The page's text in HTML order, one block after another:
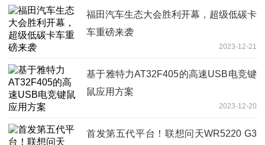
福田汽车生态大会胜利开幕，超级低碳卡
车重磅来袭
2023-12-21
基于雅特力AT32F405的高速USB电竞键
鼠应用方案
2023-12-20
首发第五代平台！联想问天WR5220 G3